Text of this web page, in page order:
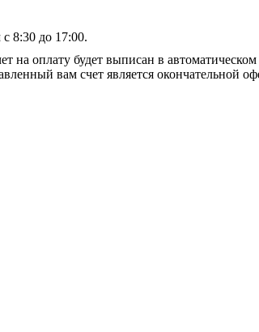
8:30 до 17:00.
на оплату будет выписан в
вам счет является окончательной